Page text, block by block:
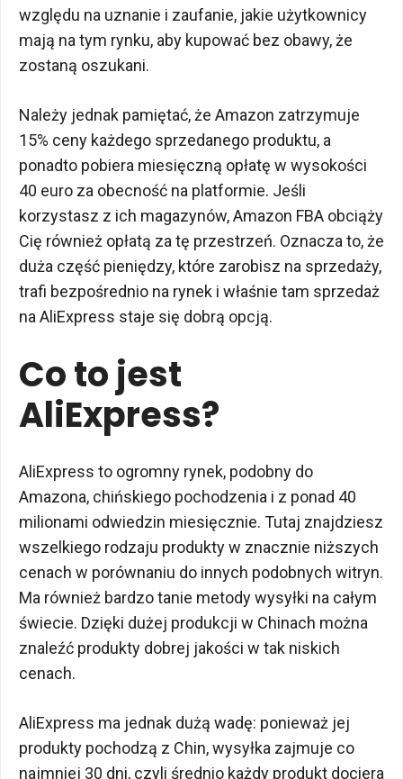
względu na uznanie i zaufanie, jakie użytkownicy
mają na tym rynku, aby kupować bez obawy, że
zostaną oszukani.
Należy jednak pamiętać, że Amazon zatrzymuje
15% ceny każdego sprzedanego produktu, a
ponadto pobiera miesięczną opłatę w wysokości
40 euro za obecność na platformie. Jeśli
korzystasz z ich magazynów, Amazon FBA obciąży
Cię również opłatą za tę przestrzeń. Oznacza to, że
duża część pieniędzy, które zarobisz na sprzedaży,
trafi bezpośrednio na rynek i właśnie tam sprzedaż
na AliExpress staje się dobrą opcją.
Co to jest
AliExpress?
AliExpress to ogromny rynek, podobny do
Amazona, chińskiego pochodzenia i z ponad 40
milionami odwiedzin miesięcznie. Tutaj znajdziesz
wszelkiego rodzaju produkty w znacznie niższych
cenach w porównaniu do innych podobnych witryn.
Ma również bardzo tanie metody wysyłki na całym
świecie. Dzięki dużej produkcji w Chinach można
znaleźć produkty dobrej jakości w tak niskich
cenach.
AliExpress ma jednak dużą wadę: ponieważ jej
produkty pochodzą z Chin, wysyłka zajmuje co
najmniej 30 dni, czyli średnio każdy produkt dociera